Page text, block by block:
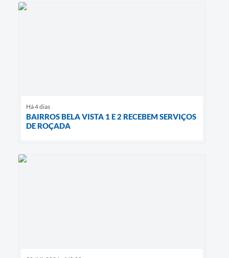
Há 4 dias
BAIRROS BELA VISTA 1 E 2 RECEBEM SERVIÇOS
DE ROÇADA